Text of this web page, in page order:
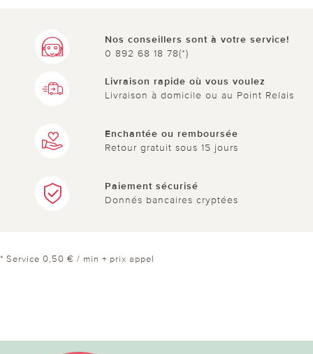
Nos conseillers sont à votre service!
0 892 68 18 78(*)
Livraison rapide où vous voulez
Livraison à domicile ou au Point Relais
Enchantée ou remboursée
Retour gratuit sous 15 jours
Paiement sécurisé
Donnés bancaires cryptées
* Service 0,50 € / min + prix appel